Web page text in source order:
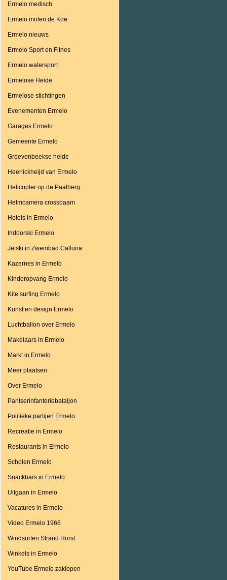
Ermelo medisch
Ermelo molen de Koe
Ermelo nieuws
Ermelo Sport en Fitnes
Ermelo watersport
Ermelose Heide
Ermelose stichtingen
Evenementen Ermelo
Garages Ermelo
Gemeente Ermelo
Groevenbeekse heide
Heerlickheijd van Ermelo
Helicopter op de Paalberg
Helmcamera crossbaam
Hotels in Ermelo
Indoorski Ermelo
Jetski in Zwembad Calluna
Kazernes in Ermelo
Kinderopvang Ermelo
Kite surfing Ermelo
Kunst en design Ermelo
Luchtballon over Ermelo
Makelaars in Ermelo
Markt in Ermelo
Meer plaatsen
Over Ermelo
Pantserinfanteriebataljon
Politieke partijen Ermelo
Recreatie in Ermelo
Restaurants in Ermelo
Scholen Ermelo
Snackbars in Ermelo
Uitgaan in Ermelo
Vacatures in Ermelo
Video Ermelo 1966
Windsurfen Strand Horst
Winkels in Ermelo
YouTube Ermelo zaklopen